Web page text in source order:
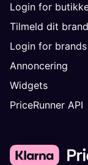
Login for
Tilmeld dit brand
Login for brands
Annoncering
Widgets
PriceRunner API